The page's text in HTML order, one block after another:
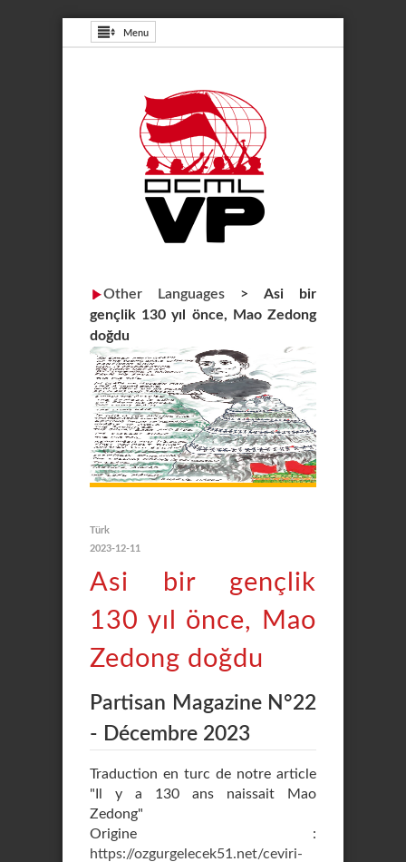
Menu
Other Languages > Asi bir
gençlik 130 yıl önce, Mao Zedong
doğdu
Türk
2023-12-11
Asi bir gençlik
130 yıl önce, Mao
Zedong doğdu
Partisan Magazine N°22
- Décembre 2023
Traduction en turc de notre article
"Il y a 130 ans naissait Mao
Zedong"
Origine :
https://ozgurgelecek51.net/ceviri-